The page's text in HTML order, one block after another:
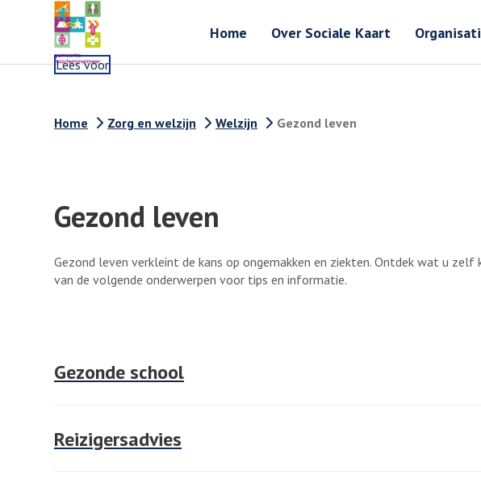
Home Over Sociale Kaart
Lees voor
Home Zorg en welzijn Welzijn Gezond leven
Gezond leven
Gezond leven verkleint de kans op ongemakken en ziekten. Ontdek wat u zelf
van de volgende onderwerpen voor tips en informatie.
Gezonde school
Reizigersadvies